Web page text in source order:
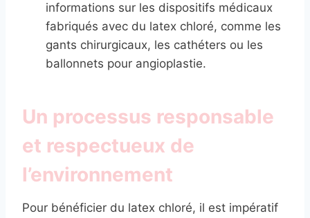
informations sur les dispositifs médicaux
fabriqués avec du latex chloré, comme les
gants chirurgicaux, les cathéters ou les
ballonnets pour angioplastie.
Un processus responsable
et respectueux de
l’environnement
Pour bénéficier du latex chloré, il est impératif